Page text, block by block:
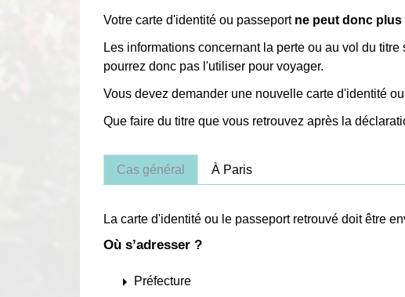
Votre carte d'identité ou passeport ne peut donc plus
Les informations concernant la perte ou au vol du
pourrez donc pas l'utiliser pour voyager.
Vous devez demander une nouvelle carte d'identité
Que faire du titre que vous retrouvez après la
Cas général À Paris
La carte d'identité ou le passeport retrouvé doit être
Où s’adresser ?
arrow_right Préfecture